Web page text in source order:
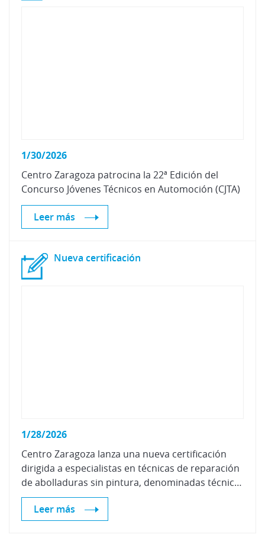
1/30/2026
Centro Zaragoza patrocina la 22ª Edición del
Concurso Jóvenes Técnicos en Automoción (CJTA)
Leer más
Nueva certificación
1/28/2026
Centro Zaragoza lanza una nueva certificación
dirigida a especialistas en técnicas de reparación
de abolladuras sin pintura, denominadas técnicas PDR
Leer más